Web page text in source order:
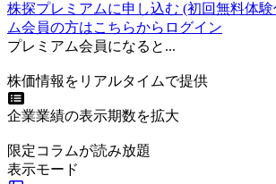
株探プレミアムに申し込む (初回無料体
ム会員の方はこちらからログイン
プレミアム会員になると...
株価情報をリアルタイムで提供
企業業績の表示期数を拡大
限定コラムが読み放題
表示モード